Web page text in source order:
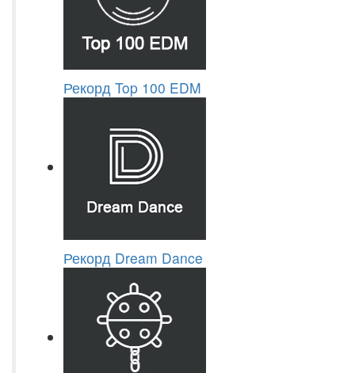
Рекорд Top 100 EDM
Рекорд Dream Dance